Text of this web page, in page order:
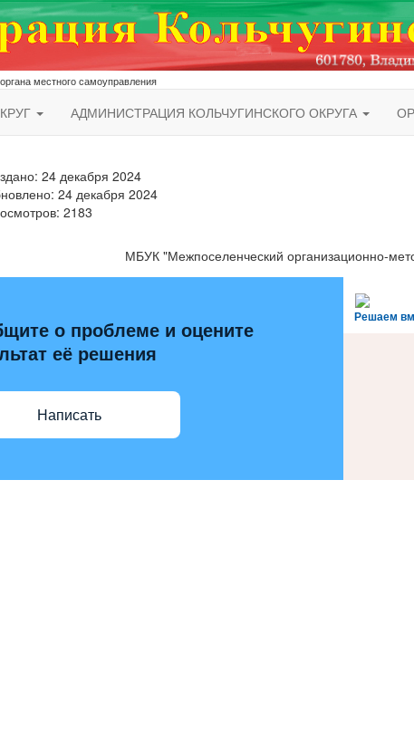
местного самоуправления
АДМИНИСТРАЦИЯ КОЛЬЧУГИНСКОГО ОКРУГА
24 декабря 2024
24 декабря 2024
2183
МБУК "Межпоселенческий организационно-
Решаем
о проблеме и оцените
её решения
Написать